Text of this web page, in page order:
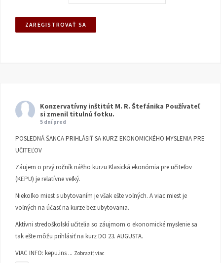
Konzervatívny inštitút M. R. Štefánika Používateľ
si zmenil titulnú fotku.
5 dní pred
POSLEDNÁ ŠANCA PRIHLÁSIŤ SA KURZ EKONOMICKÉHO MYSLENIA PRE
UČITEĽOV
Záujem o prvý ročník nášho kurzu Klasická ekonómia pre učiteľov
(KEPU) je relatívne veľký.
Niekoľko miest s ubytovaním je však ešte voľných. A viac miest je
voľných na účasť na kurze bez ubytovania.
Aktívni stredoškolskí učitelia so záujmom o ekonomické myslenie sa
tak ešte môžu prihlásiť na kurz DO 23. AUGUSTA.
VIAC INFO: kepu.ins ... Zobraziť viac